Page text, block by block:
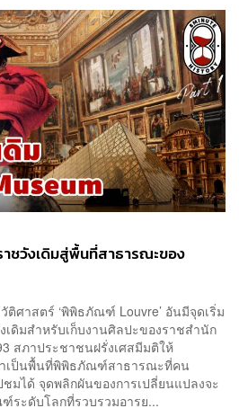
วังเดิมสู่พื้นที่สาธารณะของ
ติศาสตร์ ‘พิพิธภัณฑ์ Louvre’ อันมีจุดเริ่ม
เดิมสำหรับเก็บงานศิลปะของราชสำนัก
สภาประชาชนฝรั่งเศสมีมติให้
าเป็นพื้นที่พิพิธภัณฑ์สาธารณะที่คน
มได้ จุดพลิกผันของการเปลี่ยนแปลงจะ
ะดับโลกที่รวบรวมอารย...